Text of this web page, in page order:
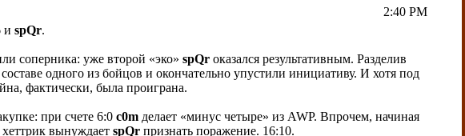
2:40 PM
и spQr.
соперника: уже второй «эко» spQr оказался результативным. Разделив
одного из бойцов и окончательно упустили инициативу. И хотя под
фактически, была проиграна.
при счете 6:0 c0m делает «минус четыре» из AWP. Впрочем, начиная
вынуждает spQr признать поражение. 16:10.